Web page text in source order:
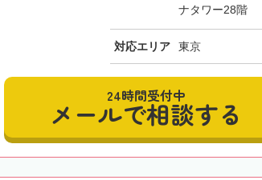
ナタワー28階
対応エリア 東京
24時間受付中
メールで相談する